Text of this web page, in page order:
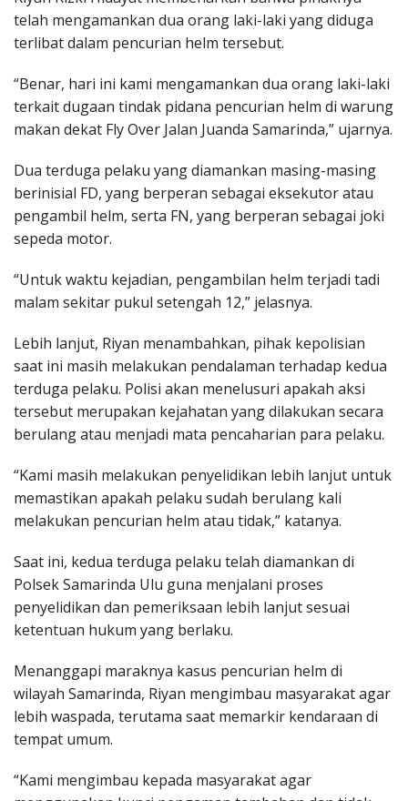
telah mengamankan dua orang laki-laki yang diduga
terlibat dalam pencurian helm tersebut.
“Benar, hari ini kami mengamankan dua orang laki-laki
terkait dugaan tindak pidana pencurian helm di warung
makan dekat Fly Over Jalan Juanda Samarinda,” ujarnya.
Dua terduga pelaku yang diamankan masing-masing
berinisial FD, yang berperan sebagai eksekutor atau
pengambil helm, serta FN, yang berperan sebagai joki
sepeda motor.
“Untuk waktu kejadian, pengambilan helm terjadi tadi
malam sekitar pukul setengah 12,” jelasnya.
Lebih lanjut, Riyan menambahkan, pihak kepolisian
saat ini masih melakukan pendalaman terhadap kedua
terduga pelaku. Polisi akan menelusuri apakah aksi
tersebut merupakan kejahatan yang dilakukan secara
berulang atau menjadi mata pencaharian para pelaku.
“Kami masih melakukan penyelidikan lebih lanjut untuk
memastikan apakah pelaku sudah berulang kali
melakukan pencurian helm atau tidak,” katanya.
Saat ini, kedua terduga pelaku telah diamankan di
Polsek Samarinda Ulu guna menjalani proses
penyelidikan dan pemeriksaan lebih lanjut sesuai
ketentuan hukum yang berlaku.
Menanggapi maraknya kasus pencurian helm di
wilayah Samarinda, Riyan mengimbau masyarakat agar
lebih waspada, terutama saat memarkir kendaraan di
tempat umum.
“Kami mengimbau kepada masyarakat agar